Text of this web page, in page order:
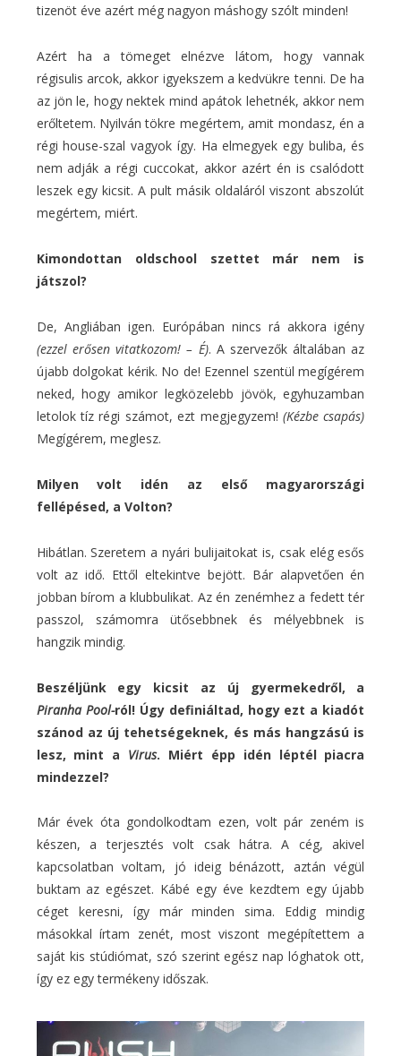
tizenöt éve azért még nagyon máshogy szólt minden!
Azért ha a tömeget elnézve látom, hogy vannak
régisulis arcok, akkor igyekszem a kedvükre tenni. De ha
az jön le, hogy nektek mind apátok lehetnék, akkor nem
erőltetem. Nyilván tökre megértem, amit mondasz, én a
régi house-szal vagyok így. Ha elmegyek egy buliba, és
nem adják a régi cuccokat, akkor azért én is csalódott
leszek egy kicsit. A pult másik oldaláról viszont abszolút
megértem, miért.
Kimondottan oldschool szettet már nem is
játszol?
De, Angliában igen. Európában nincs rá akkora igény
(ezzel erősen vitatkozom! – É). A szervezők általában az
újabb dolgokat kérik. No de! Ezennel szentül megígérem
neked, hogy amikor legközelebb jövök, egyhuzamban
letolok tíz régi számot, ezt megjegyzem!(Kézbe csapás)
Megígérem, meglesz.
Milyen volt idén az első magyarországi
fellépésed, a Volton?
Hibátlan. Szeretem a nyári bulijaitokat is, csak elég esős
volt az idő. Ettől eltekintve bejött. Bár alapvetően én
jobban bírom a klubbulikat. Az én zenémhez a fedett tér
passzol, számomra ütősebbnek és mélyebbnek is
hangzik mindig.
Beszéljünk egy kicsit az új gyermekedről, a
Piranha Pool-ról! Úgy definiáltad, hogy ezt a kiadót
szánod az új tehetségeknek, és más hangzású is
lesz, mint a Virus. Miért épp idén léptél piacra
mindezzel?
Már évek óta gondolkodtam ezen, volt pár zeném is
készen, a terjesztés volt csak hátra. A cég, akivel
kapcsolatban voltam, jó ideig bénázott, aztán végül
buktam az egészet. Kábé egy éve kezdtem egy újabb
céget keresni, így már minden sima. Eddig mindig
másokkal írtam zenét, most viszont megépítettem a
saját kis stúdiómat, szó szerint egész nap lóghatok ott,
így ez egy termékeny időszak.